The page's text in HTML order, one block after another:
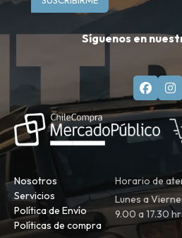
Síguenos en
Nosotros
Servicios
Política de Envío
Políticas de compra
Horario de
Lunes a
9.00 a 17.30